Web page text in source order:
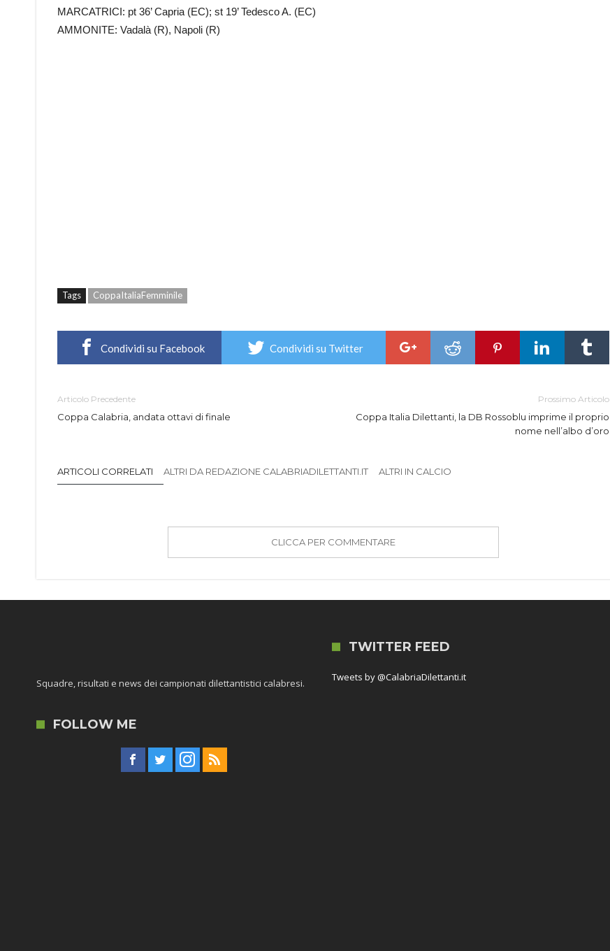
MARCATRICI: pt 36’ Capria (EC); st 19’ Tedesco A. (EC)
AMMONITE: Vadalà (R), Napoli (R)
Tags CoppaItaliaFemminile
Condividi su Facebook Condividi su Twitter
Articolo Precedente
Coppa Calabria, andata ottavi di finale
Prossimo Articolo
Coppa Italia Dilettanti, la DB Rossoblu imprime il proprio
nome nell’albo d’oro
ARTICOLI CORRELATI ALTRI DA REDAZIONE CALABRIADILETTANTI.IT ALTRI IN CALCIO
CLICCA PER COMMENTARE
Squadre, risultati e news dei campionati dilettantistici calabresi.
FOLLOW ME
TWITTER FEED
Tweets by @CalabriaDilettanti.it